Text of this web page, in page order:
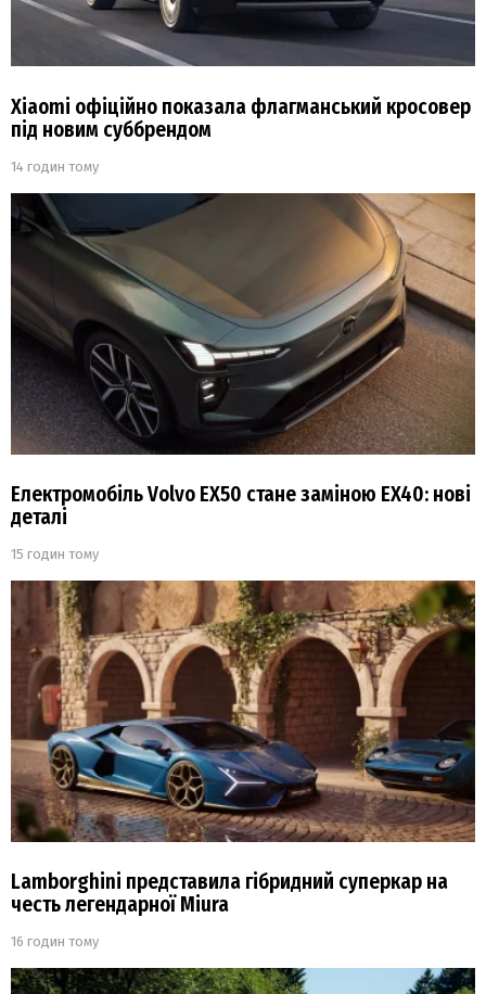
Xiaomi офіційно показала флагманський кросовер
під новим суббрендом
14 годин тому
Електромобіль Volvo EX50 стане заміною EX40: нові
деталі
15 годин тому
Lamborghini представила гібридний суперкар на
честь легендарної Miura
16 годин тому